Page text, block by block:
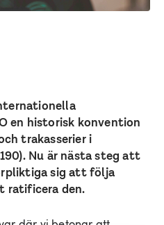
en historisk konvention
trakasserier i
Nu är nästa steg att
sig att följa
ratificera den.